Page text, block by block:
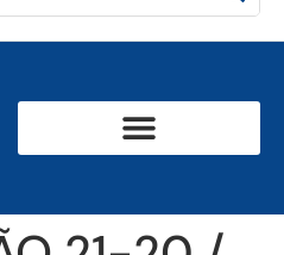
Acesso à informação